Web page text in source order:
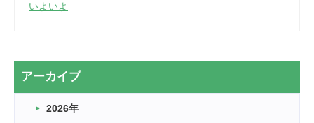
いよいよ
2026.03.20
なぎなた
2026.03.16
アーカイブ
2026年